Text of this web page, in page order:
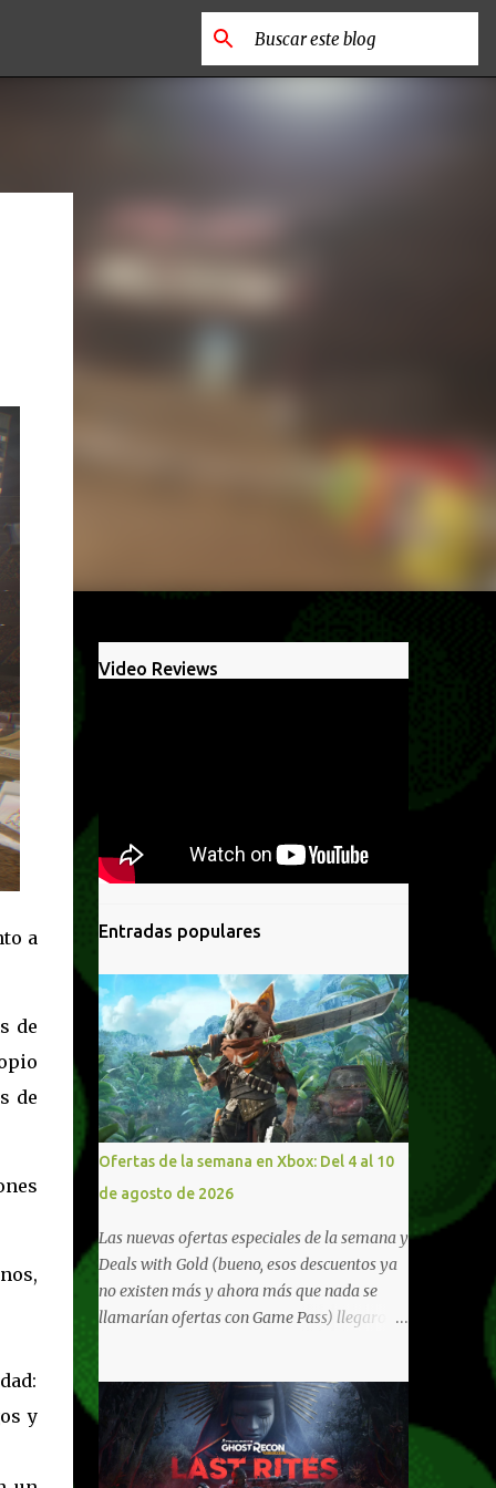
a
de
de
y
Video Reviews
Entradas populares
Ofertas de la semana en Xbox: Del 4 al 10
de agosto de 2026
Las nuevas ofertas especiales de la semana y
Deals with Gold (bueno, esos descuentos ya
no existen más y ahora más que nada se
llamarían ofertas con Game Pass) llegaron a
10/11, varios de los juegos que están de
oferta también cuentan con soporte para
Xbox Play Anywhere, lo que nos permite
jugarlos y mantener un progreso